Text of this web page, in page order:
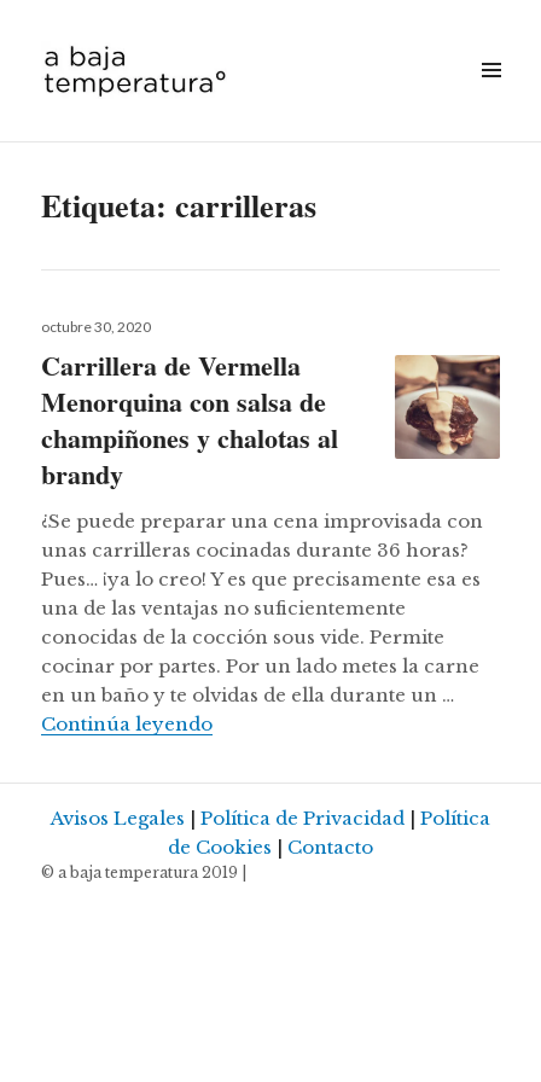
Etiqueta:carrilleras
Publicado
octubre 30, 2020
Carrillera de Vermella
Menorquina con salsa de
champiñones y chalotas al
brandy
¿Se puede preparar una cena improvisada con
unas carrilleras cocinadas durante 36 horas?
Pues… ¡ya lo creo! Y es que precisamente esa es
una de las ventajas no suficientemente
conocidas de la cocción sous vide. Permite
cocinar por partes. Por un lado metes la carne
en un baño y te olvidas de ella durante un …
Continúa leyendoCarrillera de Vermella
Avisos Legales | Política de Privacidad | Política
de Cookies | Contacto
© a baja temperatura 2019 |